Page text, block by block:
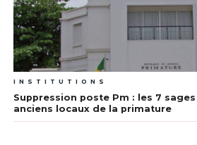
INSTITUTIONS
Suppression poste Pm : les 7
anciens locaux de la primature